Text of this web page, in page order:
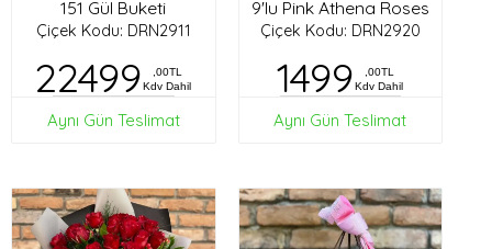
151 Gül Buketi
Çiçek Kodu: DRN2911
22499
,00TL
Kdv Dahil
Aynı Gün Teslimat
9'lu Pink Athena Roses
Çiçek Kodu: DRN2920
1499
,00TL
Kdv Dahil
Aynı Gün Teslimat